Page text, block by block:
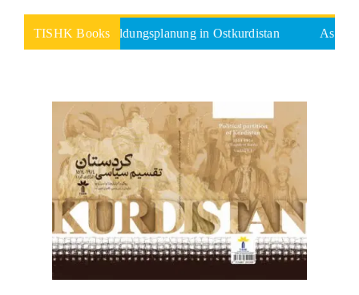
TISHK Books
und Bildungsplanung in Ostkurdistan Ascended